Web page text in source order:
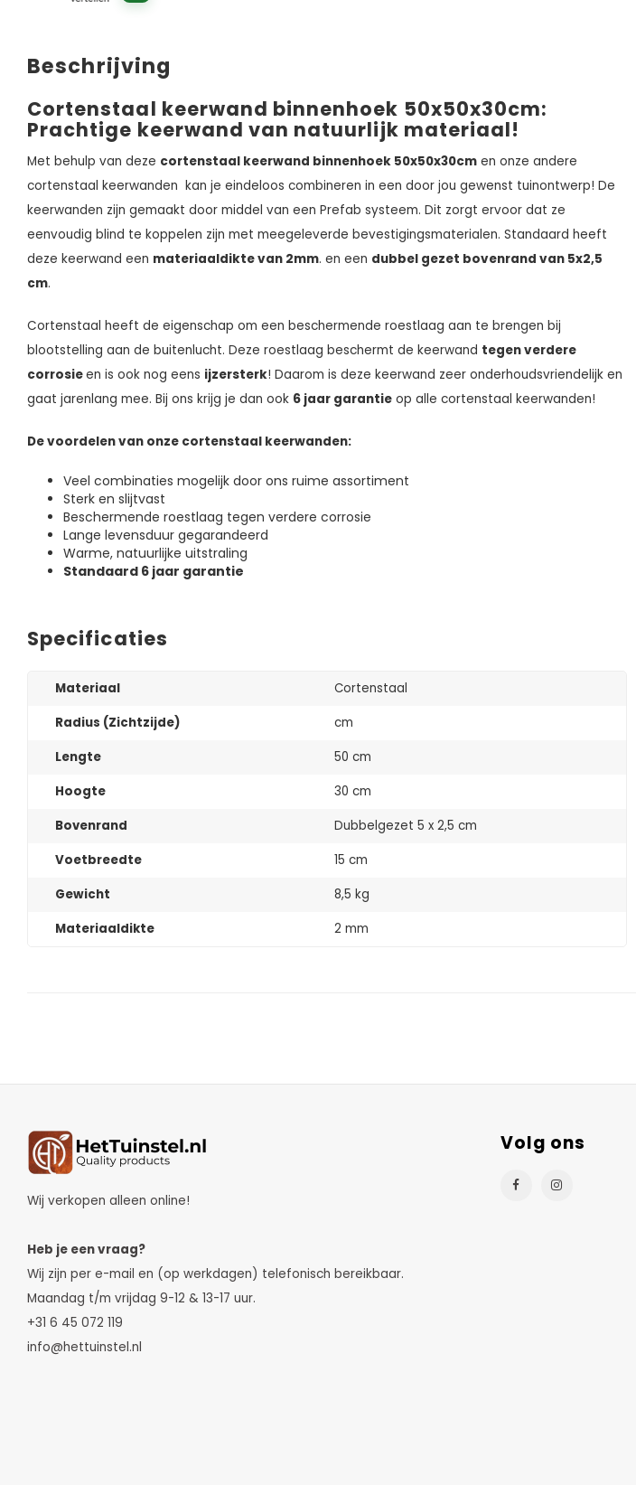
Beschrijving
Cortenstaal keerwand binnenhoek 50x50x30cm:
Prachtige keerwand van natuurlijk materiaal!
Met behulp van deze cortenstaal keerwand binnenhoek 50x50x30cm en onze andere
cortenstaal keerwanden kan je eindeloos combineren in een door jou gewenst tuinontwerp! De
keerwanden zijn gemaakt door middel van een Prefab systeem. Dit zorgt ervoor dat ze
eenvoudig blind te koppelen zijn met meegeleverde bevestigingsmaterialen. Standaard heeft
deze keerwand een materiaaldikte van 2mm. en een dubbel gezet bovenrand van 5x2,5
cm.
Cortenstaal heeft de eigenschap om een beschermende roestlaag aan te brengen bij
blootstelling aan de buitenlucht. Deze roestlaag beschermt de keerwand tegen verdere
corrosieen is ook nog eens ijzersterk! Daarom is deze keerwand zeer onderhoudsvriendelijk en
gaat jarenlang mee. Bij ons krijg je dan ook 6 jaar garantie op alle cortenstaal keerwanden!
De voordelen van onze cortenstaal keerwanden:
Veel combinaties mogelijk door ons ruime assortiment
Sterk en slijtvast
Beschermende roestlaag tegen verdere corrosie
Lange levensduur gegarandeerd
Warme, natuurlijke uitstraling
Standaard 6 jaar garantie
Specificaties
Materiaal
Cortenstaal
Radius (Zichtzijde)
cm
Lengte
50 cm
Hoogte
30 cm
Bovenrand
Dubbelgezet 5 x 2,5 cm
Voetbreedte
15 cm
Gewicht
8,5 kg
Materiaaldikte
2 mm
Wij verkopen alleen online!
Heb je een vraag?
Wij zijn per e-mail en (op werkdagen) telefonisch bereikbaar.
Maandag t/m vrijdag 9-12 & 13-17 uur.
+31 6 45 072 119
info@hettuinstel.nl
Volg ons